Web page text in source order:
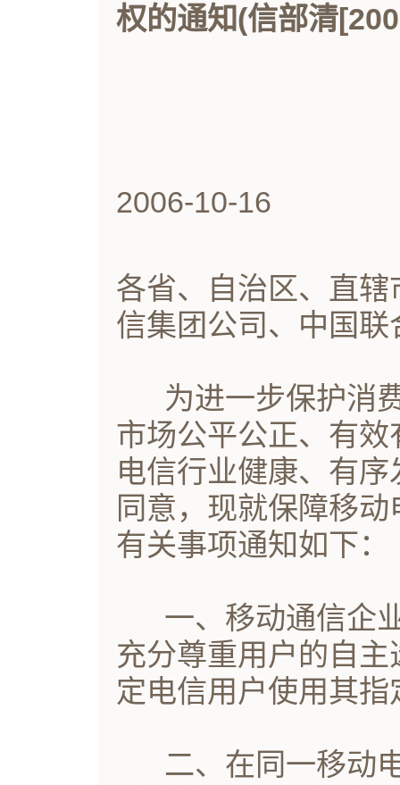
权的通知(信部清
2006-10-16
各省、自治区、直
信集团公司、中国
为进一步保护消
市场公平公正、有
电信行业健康、有
同意，现就保障移
有关事项通知如下：
一、移动通信企
充分尊重用户的自
定电信用户使用其指
二、在同一移动电